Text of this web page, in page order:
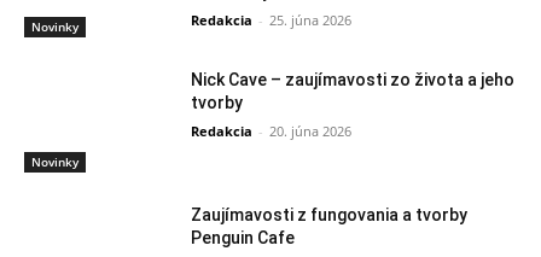
Novinky Redakcia - 25. júna 2026
Novinky
Nick Cave – zaujímavosti zo života a jeho
tvorby
Redakcia - 20. júna 2026
Zaujímavosti z fungovania a tvorby
Penguin Cafe